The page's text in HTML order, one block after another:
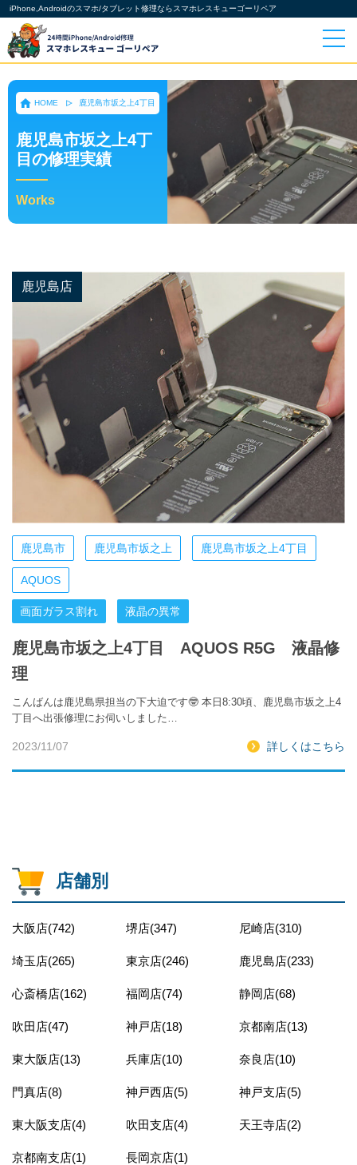
iPhone,Androidのスマホ/タブレット修理ならスマホレスキューゴーリペア
HOME 鹿児島市坂之上4丁目
鹿児島市坂之上4丁
目の修理実績
Works
鹿児島店
鹿児島市 鹿児島市坂之上 鹿児島市坂之上4丁目
AQUOS
画面ガラス割れ 液晶の異常
鹿児島市坂之上4丁目 AQUOS R5G 液晶修
理
こんばんは鹿児島県担当の下大迫です🤓 本日8:30頃、鹿児島市坂之上4
丁目へ出張修理にお伺いしました…
2023/11/07 詳しくはこちら
店舗別
大阪店(742) 堺店(347) 尼崎店(310)
埼玉店(265) 東京店(246) 鹿児島店(233)
心斎橋店(162) 福岡店(74) 静岡店(68)
吹田店(47) 神戸店(18) 京都南店(13)
東大阪店(13) 兵庫店(10) 奈良店(10)
門真店(8) 神戸西店(5) 神戸支店(5)
東大阪支店(4) 吹田支店(4) 天王寺店(2)
京都南支店(1) 長岡京店(1)